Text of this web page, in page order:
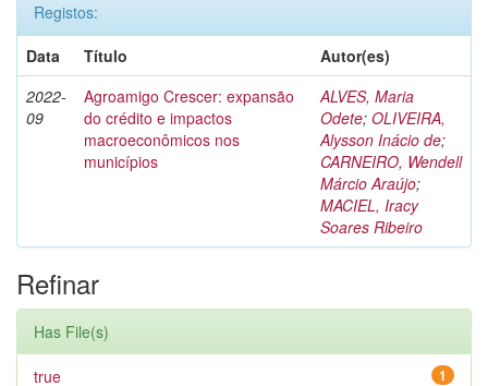
Registos:
Data
Título
Autor(es)
2022-
09
Agroamigo Crescer: expansão
do crédito e impactos
macroeconômicos nos
municípios
ALVES, Maria
Odete; OLIVEIRA,
Alysson Inácio de;
CARNEIRO, Wendell
Márcio Araújo;
MACIEL, Iracy
Soares Ribeiro
Refinar
Has File(s)
1
true